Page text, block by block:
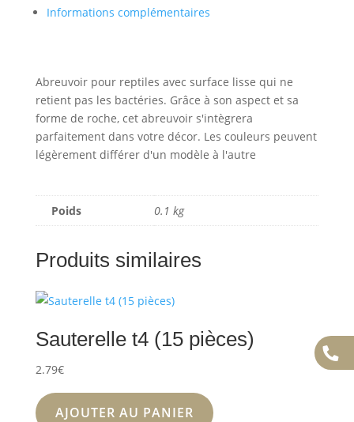
Informations complémentaires
Abreuvoir pour reptiles avec surface lisse qui ne
retient pas les bactéries. Grâce à son aspect et sa
forme de roche, cet abreuvoir s'intègrera
parfaitement dans votre décor. Les couleurs peuvent
légèrement différer d'un modèle à l'autre
Poids 0.1 kg
Produits similaires
Sauterelle t4 (15 pièces)
2.79€
AJOUTER AU PANIER